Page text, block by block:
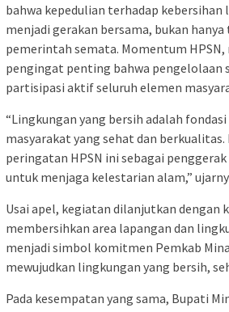
bahwa kepedulian terhadap kebersihan
menjadi gerakan bersama, bukan
pemerintah semata. Momentum
pengingat penting bahwa pengelolaan
partisipasi aktif seluruh elemen
“Lingkungan yang bersih adalah
masyarakat yang sehat dan berkualitas.
peringatan HPSN ini sebagai
untuk menjaga kelestarian alam,”
Usai apel, kegiatan dilanjutkan dengan
membersihkan area lapangan dan
menjadi simbol komitmen Pemkab
mewujudkan lingkungan yang bersih,
Pada kesempatan yang sama, Bupati